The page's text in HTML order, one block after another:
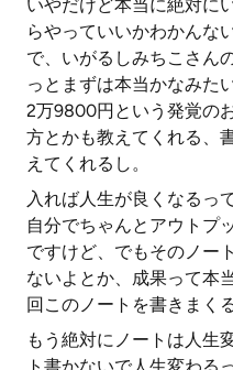
いやだけど本当に絶対に
らやっていいかわかんな
で、いがるしみちこさん
っとまずは本当かなみた
2万9800円という発覚の
方とかも教えてくれる、
えてくれるし。
入れば人生が良くなるっ
自分でちゃんとアウトプ
ですけど、でもそのノー
ないよとか、成果って本
回このノートを書きまく
もう絶対にノートは人生